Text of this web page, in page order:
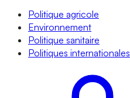
Politique agricole
Environnement
Politique sanitaire
Politiques internationales